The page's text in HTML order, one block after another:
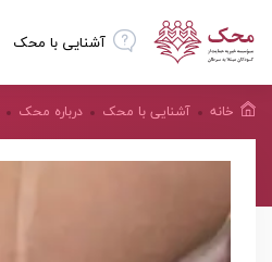
آشنایی با محک
خانه آشنایی با محک درباره محک